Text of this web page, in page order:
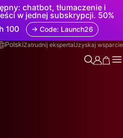
chatbot, tłumaczenie i
w jednej subskrypcji. 50%
100
→ Code: Launch26
PolskiZatrudnij ekspertaUzyskaj wsparcie